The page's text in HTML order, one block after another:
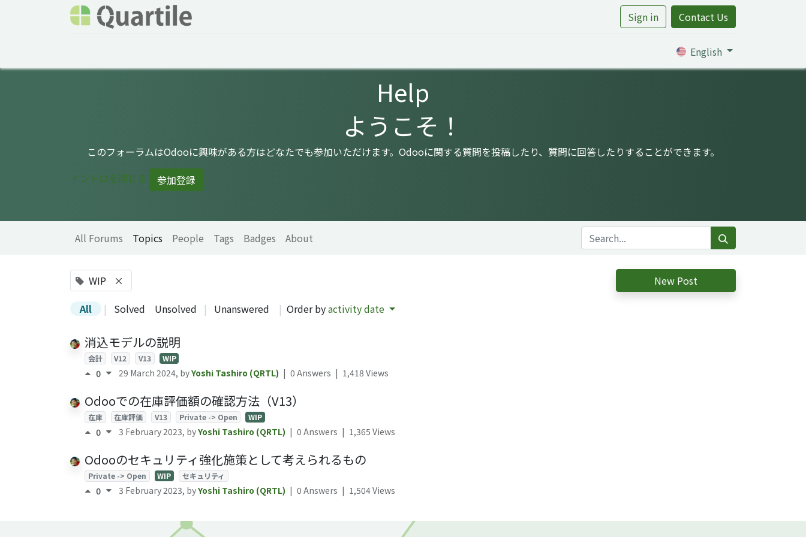
Sign in Contact Us
English
Help
ようこそ！
このフォーラムはOdooに興味がある方はどなたでも参加いただけます。Odooに関する質問を投稿したり、質問に回答したりすることができます。
イントロを閉じる
参加登録
All Forums Topics People Tags Badges About
WIP ×
New Post
All
| Solved Unsolved | Unanswered | Order byactivity date
消込モデルの説明
会計 V12 V13 WIP
0 29 March 2024, byYoshi Tashiro (QRTL) | 0 Answers | 1,418 Views
Odooでの在庫評価額の確認方法（V13）
在庫 在庫評価 V13 Private -> Open WIP
0 3 February 2023, byYoshi Tashiro (QRTL) | 0 Answers | 1,365 Views
Odooのセキュリティ強化施策として考えられるもの
Private -> Open WIP セキュリティ
0 3 February 2023, byYoshi Tashiro (QRTL) | 0 Answers | 1,504Views